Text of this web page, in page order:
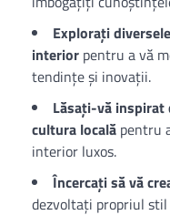
Explorați
interior pentru a vă
tendințe și inovații.
Lăsați-vă inspirat
cultura locală pentru
interior luxos.
Încercați să vă
dezvoltați propriul